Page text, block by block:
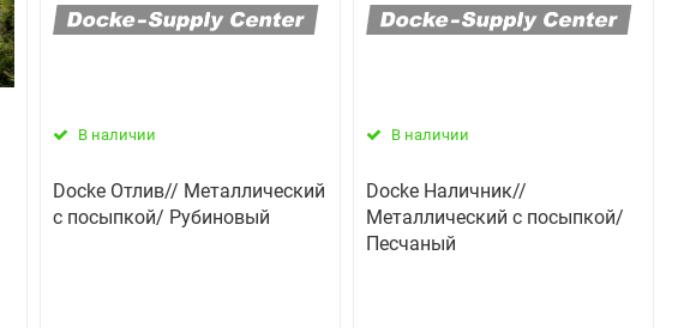
В наличии
Docke Отлив// Металлический
с посыпкой/ Рубиновый
В наличии
Docke Наличник//
Металлический с посыпкой/
Песчаный